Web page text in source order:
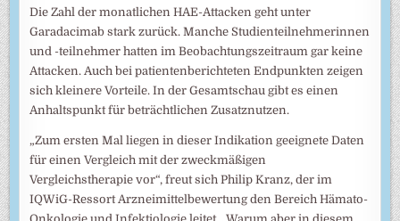
Die Zahl der monatlichen HAE-Attacken geht unter
Garadacimab stark zurück. Manche Studienteilnehmerinnen
und -teilnehmer hatten im Beobachtungszeitraum gar keine
Attacken. Auch bei patientenberichteten Endpunkten zeigen
sich kleinere Vorteile. In der Gesamtschau gibt es einen
Anhaltspunkt für beträchtlichen Zusatznutzen.
„Zum ersten Mal liegen in dieser Indikation geeignete Daten
für einen Vergleich mit der zweckmäßigen
Vergleichstherapie vor“, freut sich Philip Kranz, der im
IQWiG-Ressort Arzneimittelbewertung den Bereich Hämato-